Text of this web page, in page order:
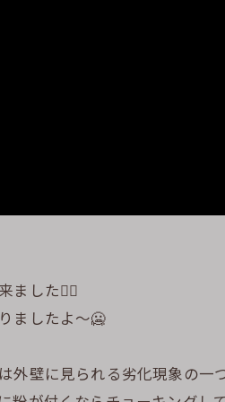
ました👷‍♂️
ましたよ〜🥶
外壁に見られる劣化現象の一つ